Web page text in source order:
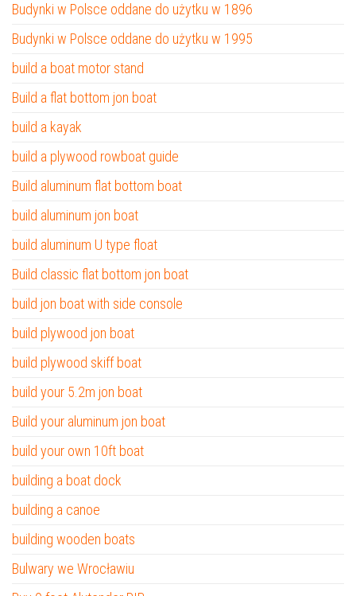
Budynki w Polsce oddane do użytku w 1896
Budynki w Polsce oddane do użytku w 1995
build a boat motor stand
Build a flat bottom jon boat
build a kayak
build a plywood rowboat guide
Build aluminum flat bottom boat
build aluminum jon boat
build aluminum U type float
Build classic flat bottom jon boat
build jon boat with side console
build plywood jon boat
build plywood skiff boat
build your 5.2m jon boat
Build your aluminum jon boat
build your own 10ft boat
building a boat dock
building a canoe
building wooden boats
Bulwary we Wrocławiu